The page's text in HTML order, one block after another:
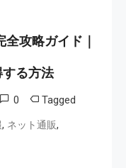
攻略ガイド｜
る方法
0 Tagged
, ネット通販,